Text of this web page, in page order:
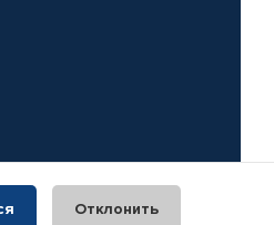
Отклонить